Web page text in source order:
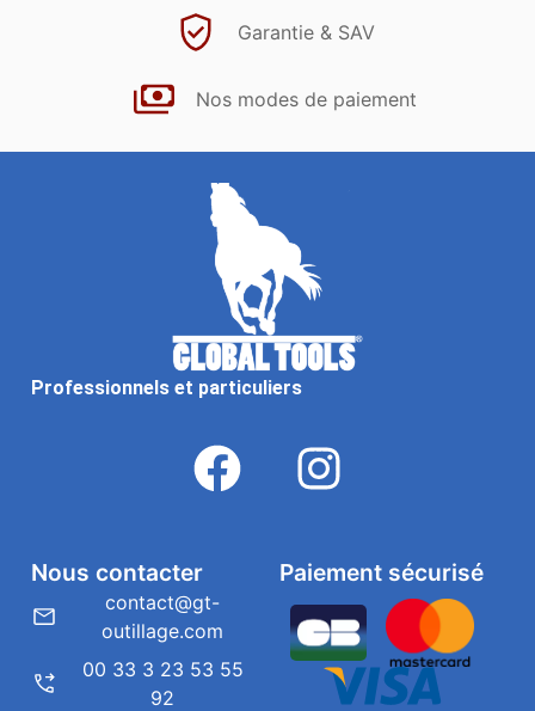
Garantie & SAV
Nos modes de paiement
Professionnels et particuliers
Paiement sécurisé
Nous contacter
contact@gt-
outillage.com
00 33 3 23 53 55
92